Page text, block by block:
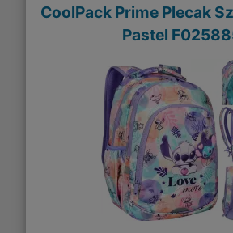
CoolPack Prime Plecak
Pastel